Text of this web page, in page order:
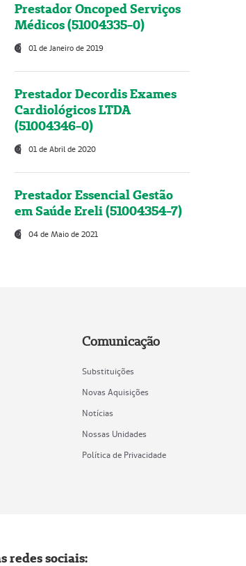
Prestador Oncoped Serviços
Médicos (51004335-0)
01 de Janeiro de 2019
Prestador Decordis Exames
Cardiológicos LTDA
(51004346-0)
01 de Abril de 2020
Prestador Essencial Gestão
em Saúde Ereli (51004354-7)
04 de Maio de 2021
Comunicação
Substituições
Novas Aquisições
Notícias
Nossas Unidades
Política de Privacidade
redes sociais: